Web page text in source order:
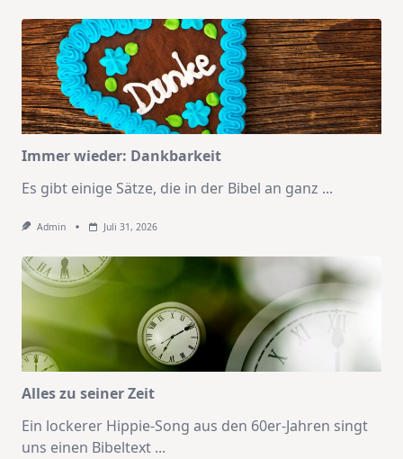
Immer wieder: Dankbarkeit
Es gibt einige Sätze, die in der Bibel an ganz ...
Admin Juli 31, 2026
Alles zu seiner Zeit
Ein lockerer Hippie-Song aus den 60er-Jahren singt
uns einen Bibeltext ...